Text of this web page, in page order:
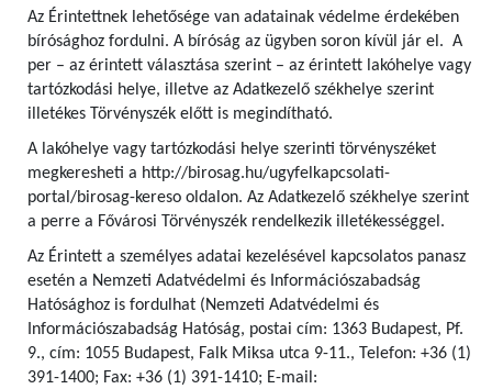
Az Érintettnek lehetősége van adatainak védelme érdekében
bírósághoz fordulni. A bíróság az ügyben soron kívül jár el. A
per – az érintett választása szerint – az érintett lakóhelye vagy
tartózkodási helye, illetve az Adatkezelő székhelye szerint
illetékes Törvényszék előtt is megindítható.
A lakóhelye vagy tartózkodási helye szerinti törvényszéket
megkeresheti a http://birosag.hu/ugyfelkapcsolati-
portal/birosag-kereso oldalon. Az Adatkezelő székhelye szerint
a perre a Fővárosi Törvényszék rendelkezik illetékességgel.
Az Érintett a személyes adatai kezelésével kapcsolatos panasz
esetén a Nemzeti Adatvédelmi és Információszabadság
Hatósághoz is fordulhat (Nemzeti Adatvédelmi és
Információszabadság Hatóság, postai cím: 1363 Budapest, Pf.
9., cím: 1055 Budapest, Falk Miksa utca 9-11., Telefon: +36 (1)
391-1400; Fax: +36 (1) 391-1410; E-mail: